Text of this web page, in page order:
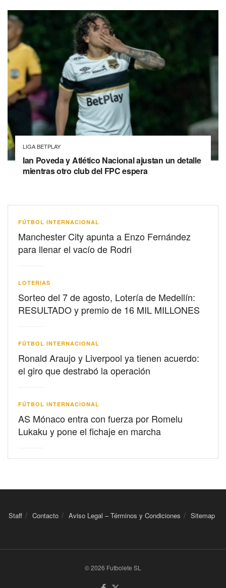
LIGA BETPLAY
Ian Poveda y Atlético Nacional ajustan un detalle
mientras otro club del FPC espera
FÚTBOL INTERNACIONAL
Manchester City apunta a Enzo Fernández
para llenar el vacío de Rodri
LOTERIAS
Sorteo del 7 de agosto, Lotería de Medellín:
RESULTADO y premio de 16 MIL MILLONES
FÚTBOL INTERNACIONAL
Ronald Araujo y Liverpool ya tienen acuerdo:
el giro que destrabó la operación
FÚTBOL INTERNACIONAL
AS Mónaco entra con fuerza por Romelu
Lukaku y pone el fichaje en marcha
Staff Contacto Aviso Legal – Términos y Condiciones Sitemap
© 2026 Futbolete SL